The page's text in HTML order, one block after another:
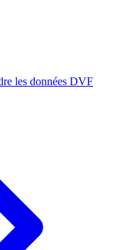
les données DVF